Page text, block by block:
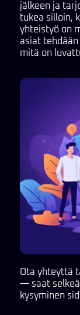
jälkeen ja
tukea silloin,
yhteistyö on
asiat
mitä on
Ota yhteyttä
— saat
kysyminen